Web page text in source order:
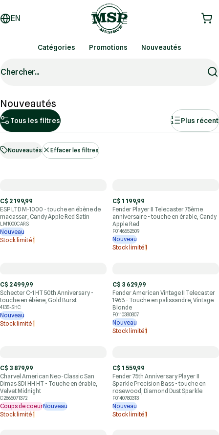
EN
Catégories Promotions Nouveautés
Chercher...
Nouveautés
Tous les filtres Plus récent
Nouveautés Effacer les filtres
C$ 2 199,99
ESP LTD M-1000 - touche en ébène de
macassar, Candy Apple Red Satin
LM1000CARS
Nouveau
Stock limité1
C$ 1 199,99
Fender Player II Telecaster 75ème
anniversaire - touche en érable, Candy
Apple Red
F0146552509
Nouveau
Stock limité1
C$ 2 499,99
Schecter C-1 HT 50th Anniversary -
touche en ébène, Gold Burst
4135-SHC
Nouveau
Stock limité1
C$ 3 629,99
Fender American Vintage II Telecaster
1963 - Touche en palissandre, Vintage
Blonde
F0110380807
Nouveau
Stock limité1
C$ 3 879,99
Charvel American Neo-Classic San
Dimas SD1 HH HT - Touche en érable,
Velvet Midnight
C2865071372
Coups de coeurNouveau
Stock limité1
C$ 1 559,99
Fender 75th Anniversary Player II
Sparkle Precision Bass - touche en
rosewood, Diamond Dust Sparkle
F0140780313
Nouveau
Stock limité1